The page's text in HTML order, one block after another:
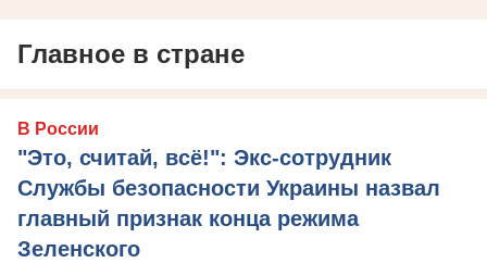
Главное в стране
В России
"Это, считай, всё!": Экс-сотрудник
Службы безопасности Украины назвал
главный признак конца режима
Зеленского